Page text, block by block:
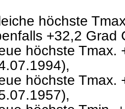
höchste
+32,2 Grad
höchste Tmax.
höchste Tmax.